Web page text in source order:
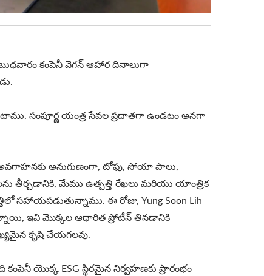
బుధవారం కంపెనీ వెగన్ ఆహార దినాలుగా
సంపూర్ణ యంత్ర సేవల ప్రదాతగా ఉండటం అనగా
అవగాహనకు అనుగుణంగా, టోఫు, సోయా పాలు,
తీర్చడానికి, మేము ఉత్పత్తి రేఖలు మరియు యాంత్రిక
ఈ రోజు, Yung Soon Lih
ఇవి మొక్కల ఆధారిత ప్రోటీన్ తినడానికి
కృషి చేయగలవు.
యొక్క ESG స్థిరమైన నిర్వహణకు ప్రారంభం